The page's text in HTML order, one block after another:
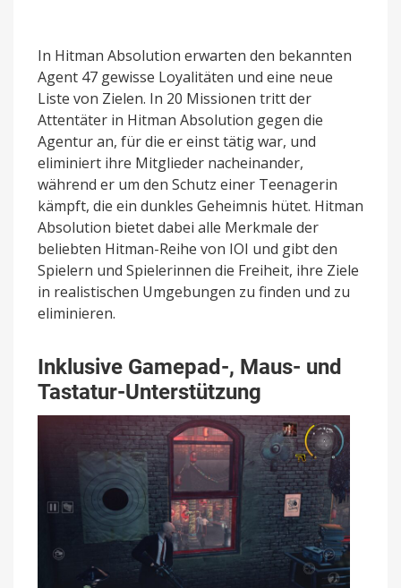
In Hitman Absolution erwarten den bekannten
Agent 47 gewisse Loyalitäten und eine neue
Liste von Zielen. In 20 Missionen tritt der
Attentäter in Hitman Absolution gegen die
Agentur an, für die er einst tätig war, und
eliminiert ihre Mitglieder nacheinander,
während er um den Schutz einer Teenagerin
kämpft, die ein dunkles Geheimnis hütet. Hitman
Absolution bietet dabei alle Merkmale der
beliebten Hitman-Reihe von IOI und gibt den
Spielern und Spielerinnen die Freiheit, ihre Ziele
in realistischen Umgebungen zu finden und zu
eliminieren.
Inklusive Gamepad-, Maus- und
Tastatur-Unterstützung